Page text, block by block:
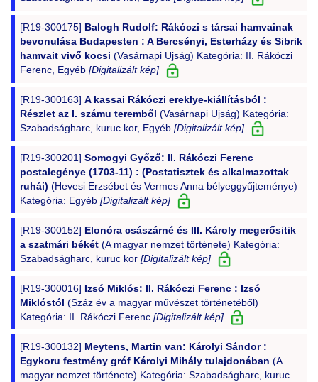
[R19-300175] Balogh Rudolf: Rákóczi s társai hamvainak
bevonulása Budapesten : A Bercsényi, Esterházy és Sibrik
hamvait vivő kocsi (Vasárnapi Ujság) Kategória: II. Rákóczi
Ferenc, Egyéb [Digitalizált kép]
[R19-300163] A kassai Rákóczi ereklye-kiállításból :
Részlet az I. számu teremből (Vasárnapi Ujság) Kategória:
Szabadságharc, kuruc kor, Egyéb [Digitalizált kép]
[R19-300201] Somogyi Győző: II. Rákóczi Ferenc
postalegénye (1703-11) : (Postatisztek és alkalmazottak
ruhái) (Hevesi Erzsébet és Vermes Anna bélyeggyűjteménye)
Kategória: Egyéb [Digitalizált kép]
[R19-300152] Elonóra császárné és III. Károly megerősitik
a szatmári békét(A magyar nemzet története) Kategória:
Szabadságharc, kuruc kor [Digitalizált kép]
[R19-300016] Izsó Miklós: II. Rákóczi Ferenc : Izsó
Miklóstól (Száz év a magyar művészet történetéből)
Kategória: II. Rákóczi Ferenc [Digitalizált kép]
[R19-300132] Meytens, Martin van: Károlyi Sándor :
Egykoru festmény gróf Károlyi Mihály tulajdonában (A
magyar nemzet története) Kategória: Szabadságharc, kuruc